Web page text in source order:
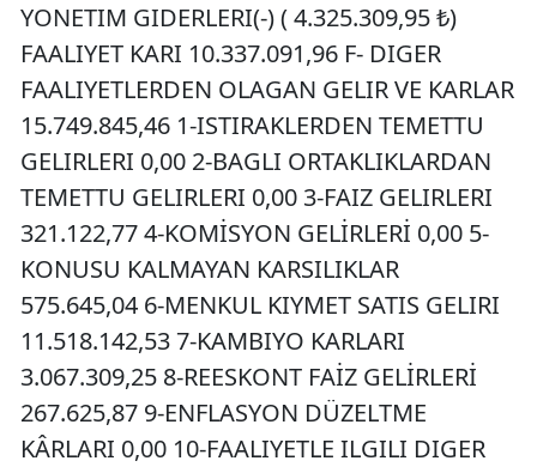
YONETIM GIDERLERI(-) ( 4.325.309,95 ₺)
FAALIYET KARI 10.337.091,96 F- DIGER
FAALIYETLERDEN OLAGAN GELIR VE KARLAR
15.749.845,46 1-ISTIRAKLERDEN TEMETTU
GELIRLERI 0,00 2-BAGLI ORTAKLIKLARDAN
TEMETTU GELIRLERI 0,00 3-FAIZ GELIRLERI
321.122,77 4-KOMİSYON GELİRLERİ 0,00 5-
KONUSU KALMAYAN KARSILIKLAR
575.645,04 6-MENKUL KIYMET SATIS GELIRI
11.518.142,53 7-KAMBIYO KARLARI
3.067.309,25 8-REESKONT FAİZ GELİRLERİ
267.625,87 9-ENFLASYON DÜZELTME
KÂRLARI 0,00 10-FAALIYETLE ILGILI DIGER